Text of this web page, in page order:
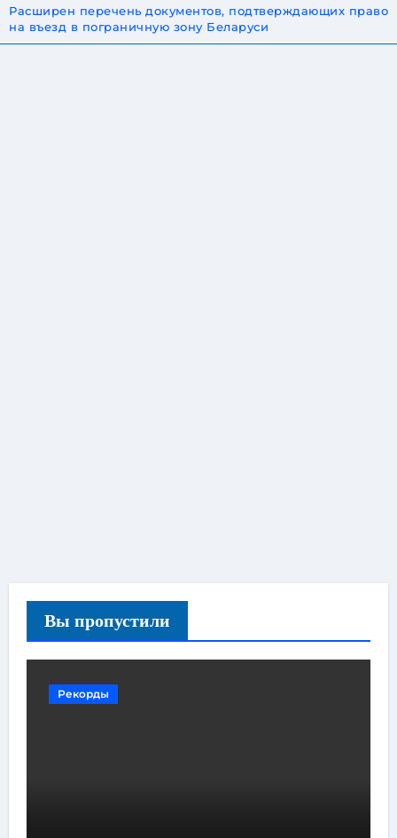
Расширен перечень документов, подтверждающих право
на въезд в пограничную зону Беларуси
Вы пропустили
Рекорды